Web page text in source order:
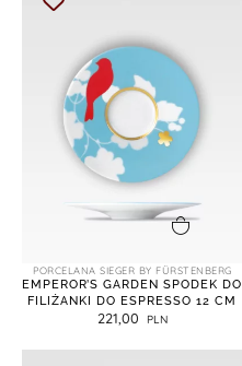
PORCELANA SIEGER BY FÜRSTENBERG
EMPEROR’S GARDEN SPODEK DO
FILIŻANKI DO ESPRESSO 12 CM
221,00